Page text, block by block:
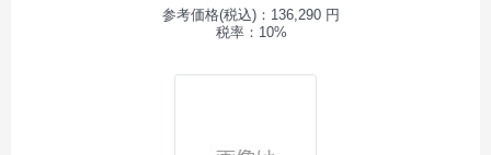
参考価格(税込)：136,290 円
税率：10%